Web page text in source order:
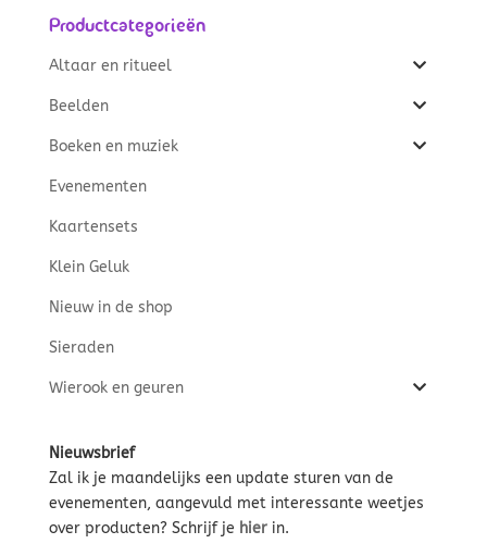
Productcategorieën
Altaar en ritueel
Beelden
Boeken en muziek
Evenementen
Kaartensets
Klein Geluk
Nieuw in de shop
Sieraden
Wierook en geuren
Nieuwsbrief
Zal ik je maandelijks een update sturen van de
evenementen, aangevuld met interessante weetjes
over producten? Schrijf je hierin.